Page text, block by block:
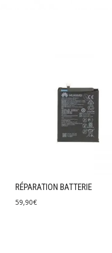
RÉPARATION BATTERIE
59,90€